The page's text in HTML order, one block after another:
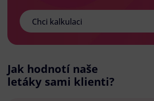
Chci kalkulaci
Jak hodnotí naše
letáky sami klienti?